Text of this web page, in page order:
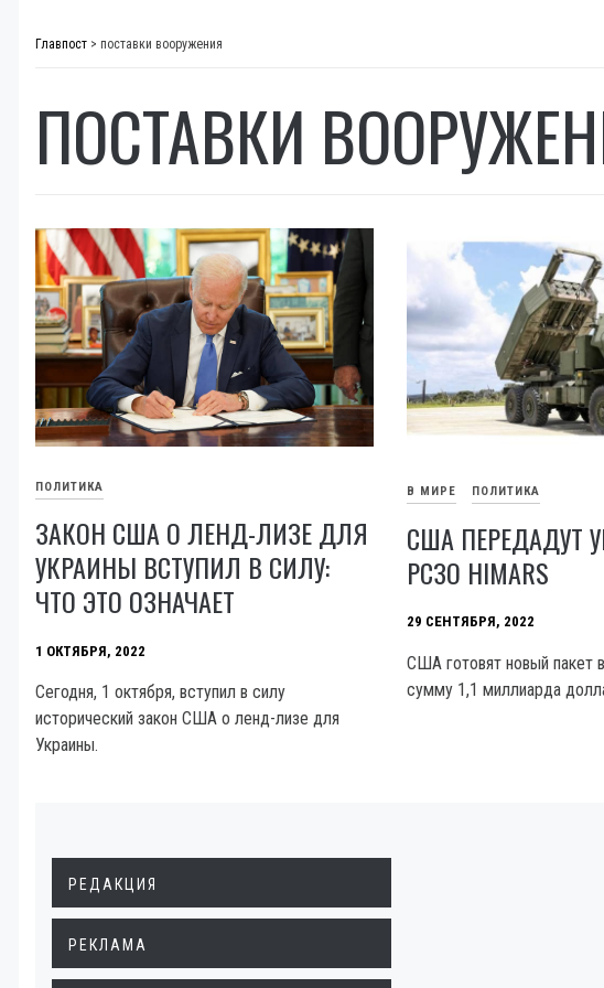
Главпост > поставки вооружения
ПОСТАВКИ
ПОЛИТИКА
ЗАКОН США О ЛЕНД-ЛИЗЕ ДЛЯ
УКРАИНЫ ВСТУПИЛ В СИЛУ:
ЧТО ЭТО ОЗНАЧАЕТ
1 ОКТЯБРЯ, 2022
Сегодня, 1 октября, вступил в силу
исторический закон США о ленд-лизе для
Украины.
В МИРЕ ПОЛИТИКА
США ПЕРЕДАДУТ
РСЗО HIMARS
29 СЕНТЯБРЯ, 2022
США готовят новый пакет
сумму 1,1 миллиарда
РЕДАКЦИЯ
РЕКЛАМА